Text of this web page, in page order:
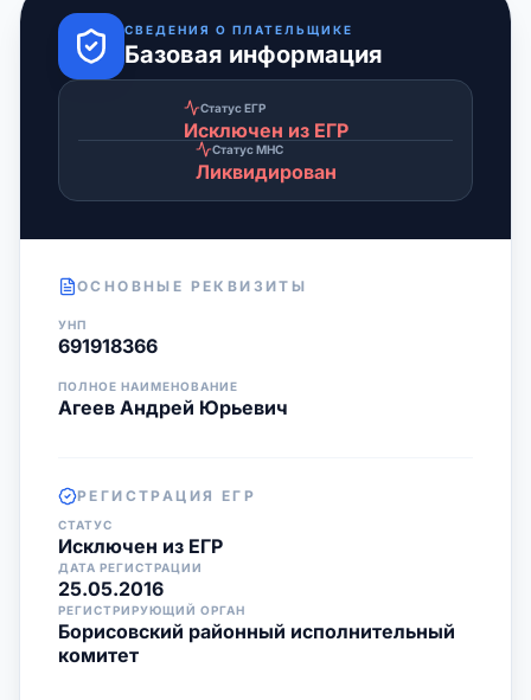
СВЕДЕНИЯ О ПЛАТЕЛЬЩИКЕ
Базовая информация
Статус ЕГР
Исключен из ЕГР
Статус МНС
Ликвидирован
ОСНОВНЫЕ РЕКВИЗИТЫ
УНП
691918366
ПОЛНОЕ НАИМЕНОВАНИЕ
Агеев Андрей Юрьевич
РЕГИСТРАЦИЯ ЕГР
СТАТУС
Исключен из ЕГР
ДАТА РЕГИСТРАЦИИ
25.05.2016
РЕГИСТРИРУЮЩИЙ ОРГАН
Борисовский районный исполнительный
комитет